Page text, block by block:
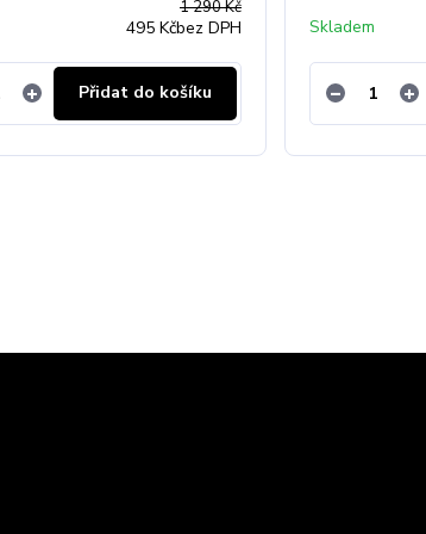
1 290 Kč
495 Kčbez DPH
Přidat do košíku
Skladem